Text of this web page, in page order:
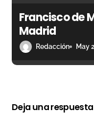
Francisco de
Madrid
Redacción May
Deja una respuesta